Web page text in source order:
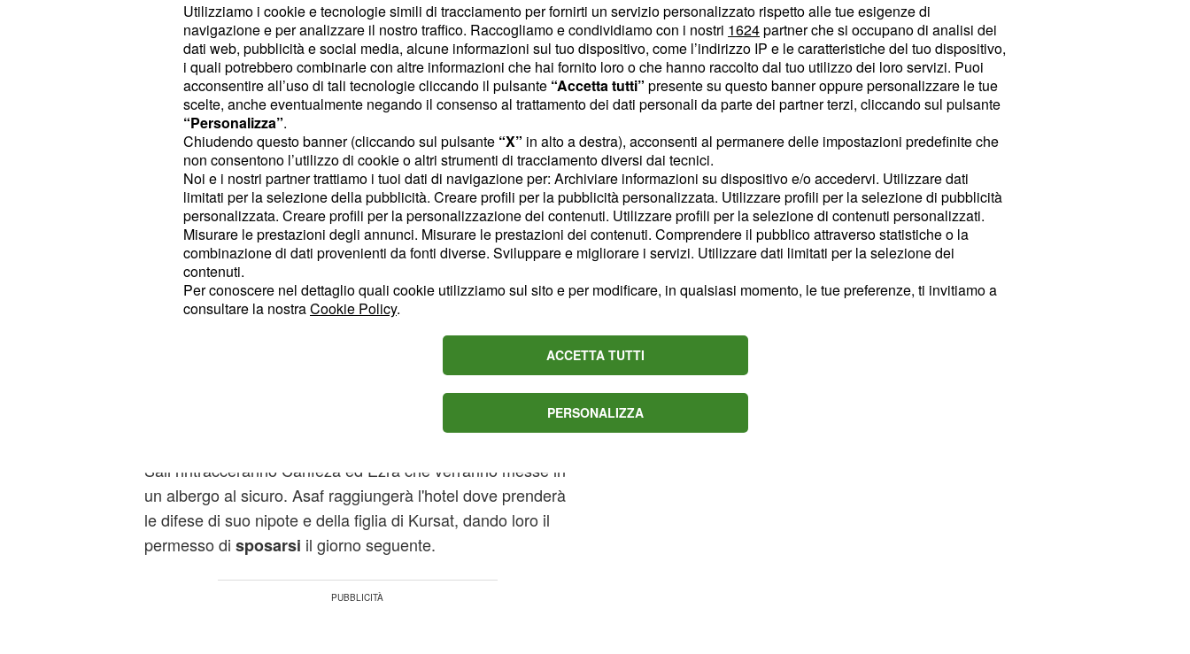
Asat prometterà a Mahir che non lo obbligherà più a
sposare Sila. Un impegno che l'uomo manterrà fin quando
Afet gli confesserà cheCanfeza è la figlia di Kursat,
l'uomo che molto tempo prima aveva ordinato di uccidere
Mehmet.
Asaf dà il permesso a suo nipote di
sposare Canfeza
Asaf uscirà
dove scoprirà che Afet ha allontanato
Canfeza ed Ezra da Istanbul. Ma la protagonista non
Sali rintracceranno Canfeza ed Ezra che verranno messe in
un albergo al sicuro. Asaf raggiungerà l'hotel dove prenderà
le difese di suo nipote e della figlia di Kursat, dando loro il
permesso di sposarsi il giorno seguente.
Utilizziamo i cookie e tecnologie simili di tracciamento per fornirti un servizio personalizzato rispetto alle tue esigenze di
navigazione e per analizzare il nostro traffico. Raccogliamo e condividiamo con i nostri 1624partner che si occupano di analisi dei
dati web, pubblicità e social media, alcune informazioni sul tuo dispositivo, come l’indirizzo IP e le caratteristiche del tuo dispositivo,
i quali potrebbero combinarle con altre informazioni che hai fornito loro o che hanno raccolto dal tuo utilizzo dei loro servizi. Puoi
acconsentire all’uso di tali tecnologie cliccando il pulsante “Accetta tutti” presente su questo banner oppure personalizzare le tue
scelte, anche eventualmente negando il consenso al trattamento dei dati personali da parte dei partner terzi, cliccando sul pulsante
“Personalizza”.
Chiudendo questo banner (cliccando sul pulsante “X” in alto a destra), acconsenti al permanere delle impostazioni predefinite che
non consentono l’utilizzo di cookie o altri strumenti di tracciamento diversi dai tecnici.
Noi e i nostri partner trattiamo i tuoi dati di navigazione per: Archiviare informazioni su dispositivo e/o accedervi. Utilizzare dati
limitati per la selezione della pubblicità. Creare profili per la pubblicità personalizzata. Utilizzare profili per la selezione di pubblicità
personalizzata. Creare profili per la personalizzazione dei contenuti. Utilizzare profili per la selezione di contenuti personalizzati.
Misurare le prestazioni degli annunci. Misurare le prestazioni dei contenuti. Comprendere il pubblico attraverso statistiche o la
combinazione di dati provenienti da fonti diverse. Sviluppare e migliorare i servizi. Utilizzare dati limitati per la selezione dei
contenuti.
Per conoscere nel dettaglio quali cookie utilizziamo sul sito e per modificare, in qualsiasi momento, le tue preferenze, ti invitiamo a
consultare la nostraCookie Policy.
ACCETTA TUTTI
PERSONALIZZA